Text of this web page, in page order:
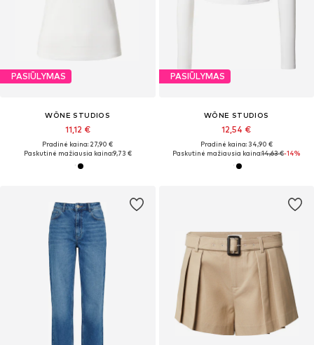
PASIŪLYMAS
WÔNE STUDIOS
11,12 €
Pradinė kaina: 27,90 €
Paskutinė mažiausia kaina:9,73 €
PASIŪLYMAS
WÔNE STUDIOS
12,54 €
Pradinė kaina: 34,90 €
Paskutinė mažiausia kaina:14,63 €-14%